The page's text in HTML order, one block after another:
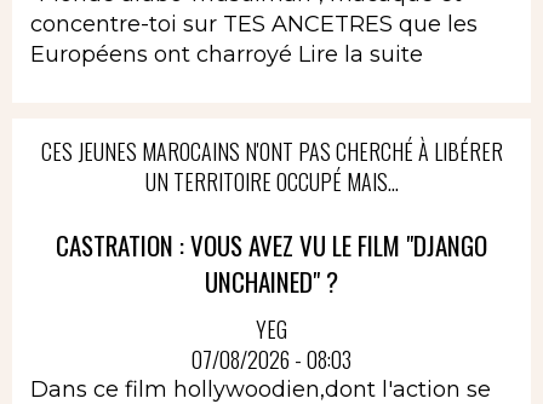
concentre-toi sur TES ANCETRES que les
Européens ont charroyé Lire la suite
CES JEUNES MAROCAINS N'ONT PAS CHERCHÉ À LIBÉRER
UN TERRITOIRE OCCUPÉ MAIS...
CASTRATION : VOUS AVEZ VU LE FILM "DJANGO
UNCHAINED" ?
YEG
07/08/2026 - 08:03
Dans ce film hollywoodien,dont l'action se